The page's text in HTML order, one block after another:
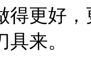
得更好
来。